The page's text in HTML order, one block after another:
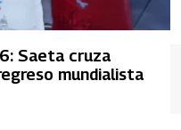
Saeta cruza
mundialista